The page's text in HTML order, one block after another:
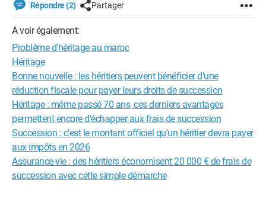
Répondre (2) Partager
A voir également:
Problème d'héritage au maroc
Héritage
Bonne nouvelle : les héritiers peuvent bénéficier d'une
réduction fiscale pour payer leurs droits de succession
Héritage : même passé 70 ans, ces derniers avantages
permettent encore d'échapper aux frais de succession
Succession : c'est le montant officiel qu'un héritier devra payer
aux impôts en 2026
Assurance-vie : des héritiers économisent 20 000 € de frais de
succession avec cette simple démarche